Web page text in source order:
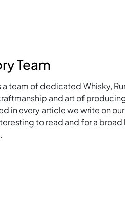
Team
a team of dedicated Whisky,
and art of
in every article we write on
to read and for a